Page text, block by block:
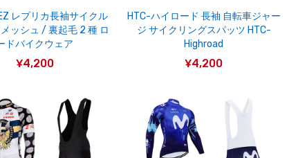
レプリカ長袖サイクル
ッシュ / 裏起毛 2 種 ロ
ドバイクウェア
¥4,200
HTC-ハイロード 長袖 自転車ジャー
ジ サイクリングスパッツ HTC-
Highroad
¥4,200